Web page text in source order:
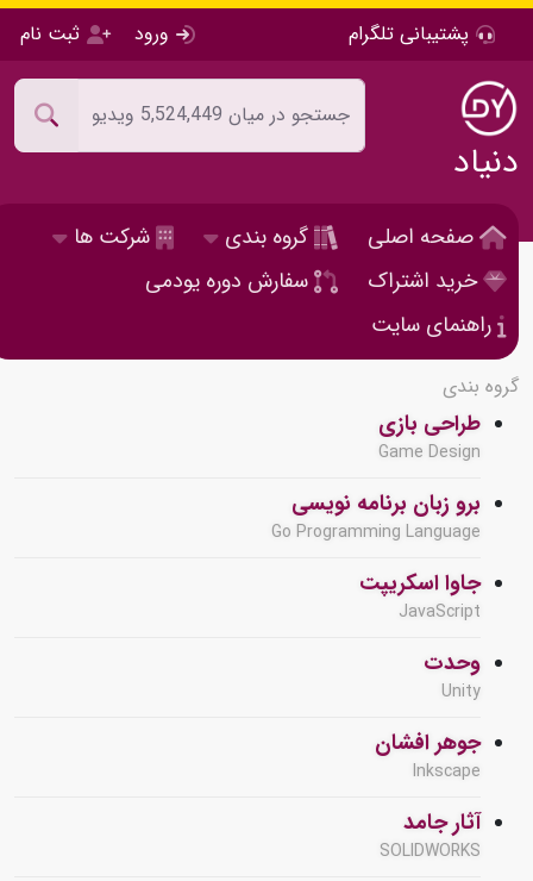
پشتیبانی تلگرام ورود ثبت نام
دنیاد
صفحه اصلی گروه بندی
شرکت ها
خرید اشتراک
سفارش دوره یودمی
راهنمای سایت
گروه بندی
طراحی بازی
Game Design
برو زبان برنامه نویسی
Go Programming Language
جاوا اسکریپت
JavaScript
وحدت
Unity
جوهر افشان
Inkscape
آثار جامد
SOLIDWORKS